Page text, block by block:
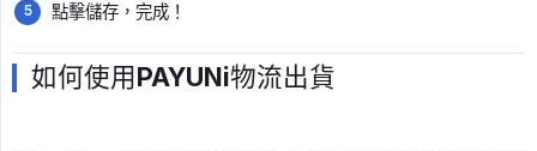
點擊儲存，完成！
如何使用PAYUNi物流出貨